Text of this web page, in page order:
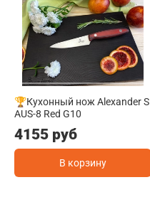
🏆Кухонный нож Alexander S
AUS-8 Red G10
4155 руб
В корзину